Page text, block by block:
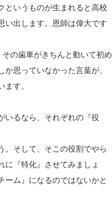
というものが生まれると高校
い出します。恩師は偉大です
その歯車がきちんと動いて初め
思っていなかった言葉が、
ます。
いるなら、それぞれの『役
。そして、そこの役割でやら
に『特化』させてみましょ
ーム』になるのではないかと